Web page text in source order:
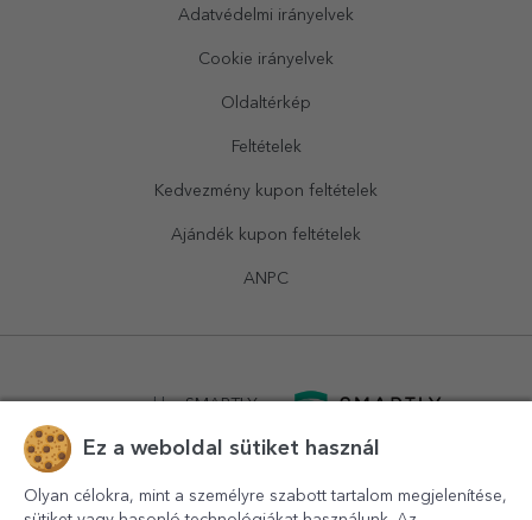
Adatvédelmi irányelvek
Cookie irányelvek
Oldaltérkép
Feltételek
Kedvezmény kupon feltételek
Ajándék kupon feltételek
ANPC
powered bySMARTLY.ro
Ez a weboldal sütiket használ
Olyan célokra, mint a személyre szabott tartalom megjelenítése,